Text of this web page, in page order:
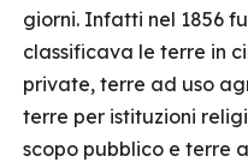
giorni. Infatti nel 1856
classificava le terre in
private, terre ad uso
terre per istituzioni
scopo pubblico e terre